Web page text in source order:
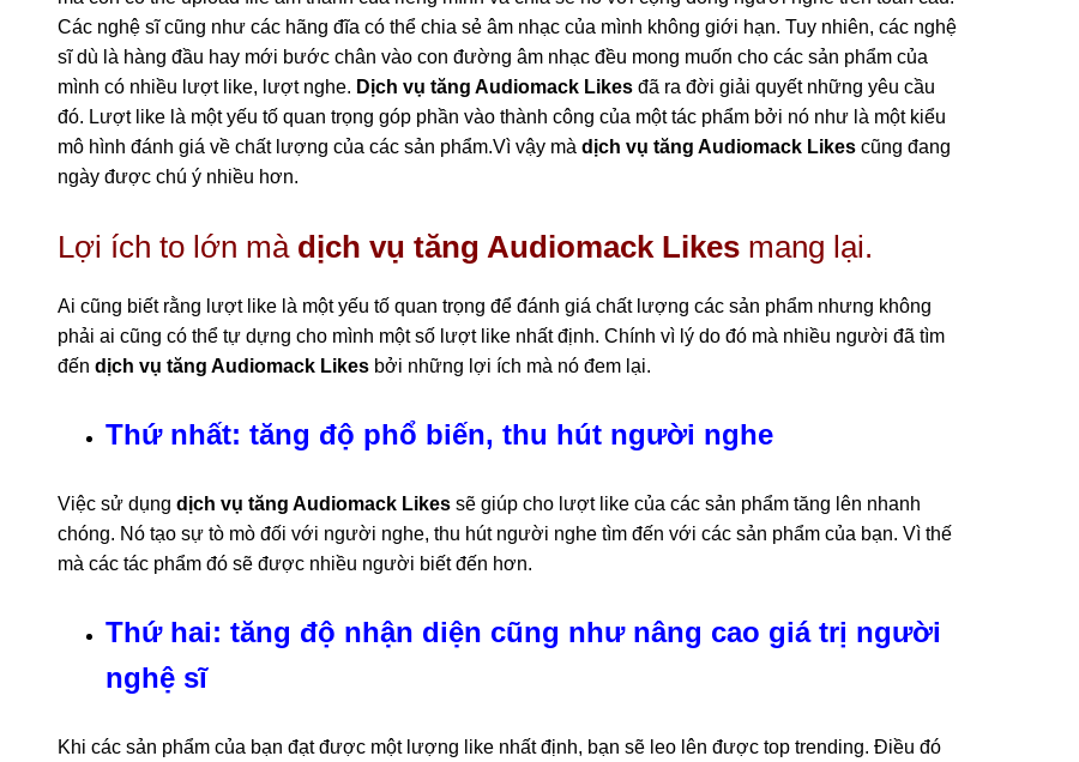
Các nghệ sĩ cũng như các hãng đĩa có thể chia sẻ âm nhạc của mình không giới hạn. Tuy nhiên, các nghệ
sĩ dù là hàng đầu hay mới bước chân vào con đường âm nhạc đều mong muốn cho các sản phẩm của
mình có nhiều lượt like, lượt nghe. Dịch vụ tăng Audiomack Likes đã ra đời giải quyết những yêu cầu
đó. Lượt like là một yếu tố quan trọng góp phần vào thành công của một tác phẩm bởi nó như là một kiểu
mô hình đánh giá về chất lượng của các sản phẩm.Vì vậy mà dịch vụ tăng Audiomack Likes cũng đang
ngày được chú ý nhiều hơn.
Lợi ích to lớn mà dịch vụ tăng Audiomack Likes mang lại.
Ai cũng biết rằng lượt like là một yếu tố quan trọng để đánh giá chất lượng các sản phẩm nhưng không
phải ai cũng có thể tự dựng cho mình một số lượt like nhất định. Chính vì lý do đó mà nhiều người đã tìm
đến dịch vụ tăng Audiomack Likes bởi những lợi ích mà nó đem lại.
Thứ nhất: tăng độ phổ biến, thu hút người nghe
Việc sử dụng dịch vụ tăng Audiomack Likes sẽ giúp cho lượt like của các sản phẩm tăng lên nhanh
chóng. Nó tạo sự tò mò đối với người nghe, thu hút người nghe tìm đến với các sản phẩm của bạn. Vì thế
mà các tác phẩm đó sẽ được nhiều người biết đến hơn.
Thứ hai: tăng độ nhận diện cũng như nâng cao giá trị người
nghệ sĩ
Khi các sản phẩm của bạn đạt được một lượng like nhất định, bạn sẽ leo lên được top trending. Điều đó